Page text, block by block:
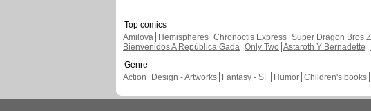
Top comics
Amilova
Hemispheres Chronoctis Express Super Dragon Bros Z
Bienvenidos A República Gada Only Two Astaroth Y Bernadette
Genre
Action
Design - Artworks Fantasy - SF Humor Children's books